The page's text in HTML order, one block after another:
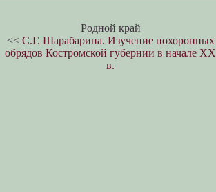
Родной край
<< С.Г. Шарабарина. Изучение похоронных
обрядов Костромской губернии в начале XX
в.